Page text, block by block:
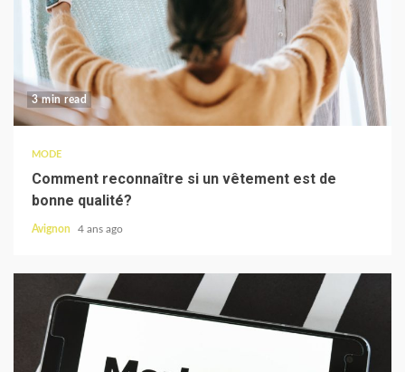
3 min read
MODE
Comment reconnaître si un vêtement est de
bonne qualité?
Avignon 4 ans ago